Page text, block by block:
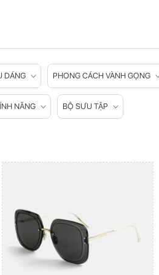
DÁNG PHONG CÁCH VÀNH GỌNG
NĂNG BỘ SƯU TẬP